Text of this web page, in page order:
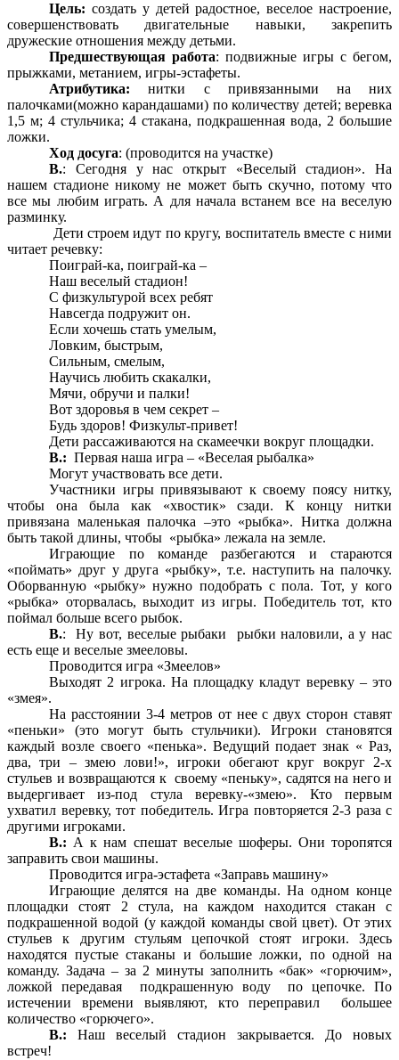
Цель: создать у детей радостное, веселое настроение,
совершенствовать двигательные навыки, закрепить
дружеские отношения между детьми.
Предшествующая работа: подвижные игры с бегом,
прыжками, метанием, игры-эстафеты.
Атрибутика: нитки с привязанными на них
палочками(можно карандашами) по количеству детей; веревка
1,5 м; 4 стульчика; 4 стакана, подкрашенная вода, 2 большие
ложки.
Ход досуга: (проводится на участке)
В.: Сегодня у нас открыт «Веселый стадион». На
нашем стадионе никому не может быть скучно, потому что
все мы любим играть. А для начала встанем все на веселую
разминку.
Дети строем идут по кругу, воспитатель вместе с ними
читает речевку:
Поиграй-ка, поиграй-ка –
Наш веселый стадион!
С физкультурой всех ребят
Навсегда подружит он.
Если хочешь стать умелым,
Ловким, быстрым,
Сильным, смелым,
Научись любить скакалки,
Мячи, обручи и палки!
Вот здоровья в чем секрет –
Будь здоров! Физкульт-привет!
Дети рассаживаются на скамеечки вокруг площадки.
В.: Первая наша игра – «Веселая рыбалка»
Могут участвовать все дети.
Участники игры привязывают к своему поясу нитку,
чтобы она была как «хвостик» сзади. К концу нитки
привязана маленькая палочка –это «рыбка». Нитка должна
быть такой длины, чтобы «рыбка» лежала на земле.
Играющие по команде разбегаются и стараются
«поймать» друг у друга «рыбку», т.е. наступить на палочку.
Оборванную «рыбку» нужно подобрать с пола. Тот, у кого
«рыбка» оторвалась, выходит из игры. Победитель тот, кто
поймал больше всего рыбок.
В.: Ну вот, веселые рыбаки рыбки наловили, а у нас
есть еще и веселые змееловы.
Проводится игра «Змеелов»
Выходят 2 игрока. На площадку кладут веревку – это
«змея».
На расстоянии 3-4 метров от нее с двух сторон ставят
«пеньки» (это могут быть стульчики). Игроки становятся
каждый возле своего «пенька». Ведущий подает знак « Раз,
два, три – змею лови!», игроки обегают круг вокруг 2-х
стульев и возвращаются к своему «пеньку», садятся на него и
выдергивает из-под стула веревку-«змею». Кто первым
ухватил веревку, тот победитель. Игра повторяется 2-3 раза с
другими игроками.
В.: А к нам спешат веселые шоферы. Они торопятся
заправить свои машины.
Проводится игра-эстафета «Заправь машину»
Играющие делятся на две команды. На одном конце
площадки стоят 2 стула, на каждом находится стакан с
подкрашенной водой (у каждой команды свой цвет). От этих
стульев к другим стульям цепочкой стоят игроки. Здесь
находятся пустые стаканы и большие ложки, по одной на
команду. Задача – за 2 минуты заполнить «бак» «горючим»,
ложкой передавая подкрашенную воду по цепочке. По
истечении времени выявляют, кто переправил большее
количество «горючего».
В.: Наш веселый стадион закрывается. До новых
встреч!